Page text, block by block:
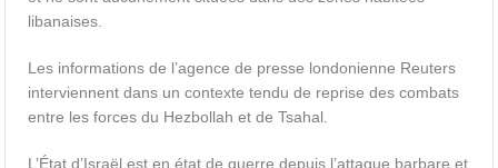
libanaises.
Les informations de l’agence de presse londonienne Reuters
interviennent dans un contexte tendu de reprise des combats
entre les forces du Hezbollah et de Tsahal.
L’État d’Israël est en état de guerre depuis l’attaque barbare et